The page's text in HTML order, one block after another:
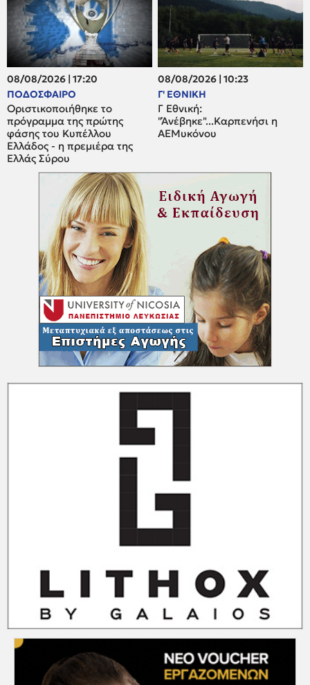
08/08/2026 | 17:20
ΠΟΔΟΣΦΑΙΡΟ
Οριστικοποιήθηκε το
πρόγραμμα της πρώτης
φάσης του Κυπέλλου
Ελλάδος - η πρεμιέρα της
Ελλάς Σύρου
08/08/2026 | 10:23
Γ' ΕΘΝΙΚΗ
Γ Εθνική:
"Άνέβηκε"...Καρπενήσι η
ΑΕΜυκόνου